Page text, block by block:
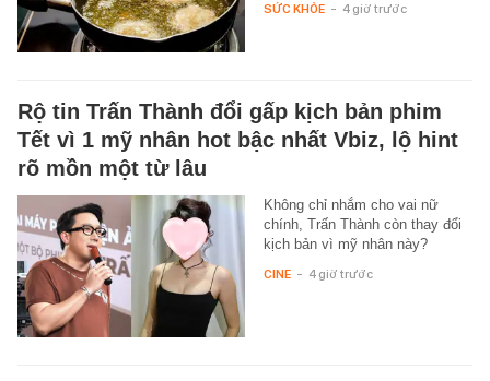
SỨC KHỎE - 4 giờ trước
Rộ tin Trấn Thành đổi gấp kịch bản phim
Tết vì 1 mỹ nhân hot bậc nhất Vbiz, lộ hint
rõ mồn một từ lâu
Không chỉ nhắm cho vai nữ
chính, Trấn Thành còn thay đổi
kịch bản vì mỹ nhân này?
CINE - 4 giờ trước